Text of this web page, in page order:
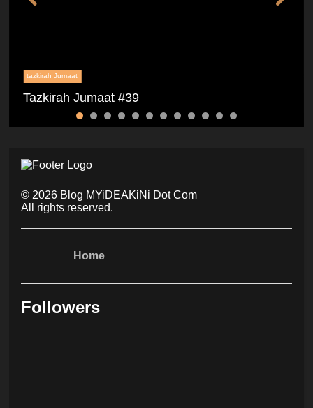
tazkirah Jumaat
Tazkirah Jumaat #39
©2026 Blog MYiDEAKiNi Dot Com
All rights reserved.
Home
Followers